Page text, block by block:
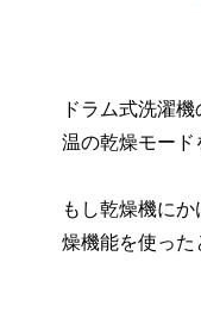
ドラム式洗濯
温の乾燥モード
もし乾燥機に
燥機能を使った